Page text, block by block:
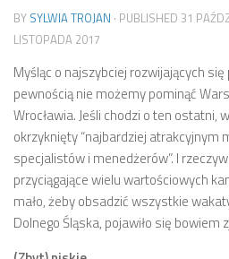
BY SYLWIA TROJAN · PUBLISHED 31
LISTOPADA 2017
Myśląc o najszybciej rozwijających
pewnością nie możemy pominąć
Wrocławia. Jeśli chodzi o ten ostatni,
okrzyknięty “najbardziej atrakcyjnym
specjalistów i menedżerów”. I
przyciągające wielu wartościowych
mało, żeby obsadzić wszystkie
Dolnego Śląska, pojawiło się